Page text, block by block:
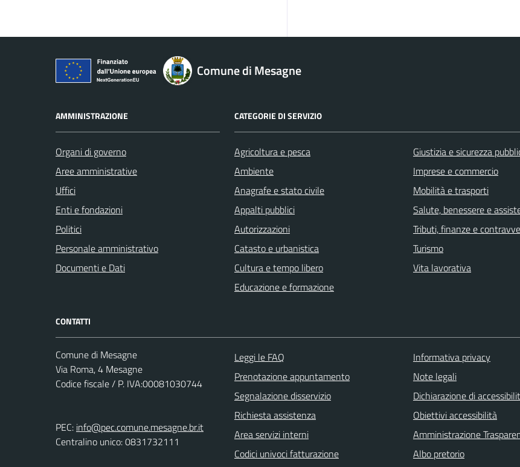
Comune di Mesagne
AMMINISTRAZIONE
Organi di governo
Aree amministrative
Uffici
Enti e fondazioni
Politici
Personale amministrativo
Documenti e Dati
CATEGORIE DI SERVIZIO
Agricoltura e pesca
Ambiente
Anagrafe e stato civile
Appalti pubblici
Autorizzazioni
Catasto e urbanistica
Cultura e tempo libero
Educazione e formazione
Giustizia e sicurezza
Imprese e commercio
Mobilità e trasporti
Salute, benessere e
Tributi, finanze e
Turismo
Vita lavorativa
CONTATTI
Comune di Mesagne
Via Roma, 4 Mesagne
Codice fiscale / P. IVA:00081030744
PEC: info@pec.comune.mesagne.br.it
Centralino unico: 0831732111
Leggi le FAQ
Prenotazione appuntamento
Segnalazione disservizio
Richiesta assistenza
Area servizi interni
Codici univoci fatturazione
Informativa privacy
Note legali
Dichiarazione di
Obiettivi accessibilità
Amministrazione
Albo pretorio